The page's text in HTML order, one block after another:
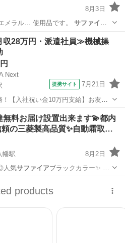
8月3日
メラル… 使用品です。 サファイア
リー エメラルドグリーン
28万円・派遣社員≫機械操
Next
提携サイト 7月21日
【入社祝い金10万円支給】お友達
129日＆休出なしでプライベート充
作業◎自社正社員登用制度あり★1食
その他
無料お届け設置出来ます💫都内
頼の三菱製高品質✨自動霜取…
幡駅
8月2日
人気サファイアブラックカラー✨ ◎